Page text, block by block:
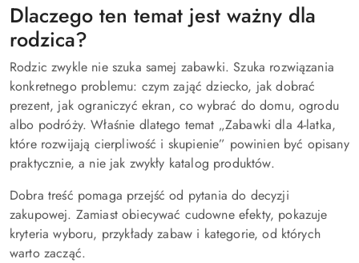
Dlaczego ten temat jest ważny dla
rodzica?
Rodzic zwykle nie szuka samej zabawki. Szuka rozwiązania
konkretnego problemu: czym zająć dziecko, jak dobrać
prezent, jak ograniczyć ekran, co wybrać do domu, ogrodu
albo podróży. Właśnie dlatego temat „Zabawki dla 4-latka,
które rozwijają cierpliwość i skupienie” powinien być opisany
praktycznie, a nie jak zwykły katalog produktów.
Dobra treść pomaga przejść od pytania do decyzji
zakupowej. Zamiast obiecywać cudowne efekty, pokazuje
kryteria wyboru, przykłady zabaw i kategorie, od których
warto zacząć.